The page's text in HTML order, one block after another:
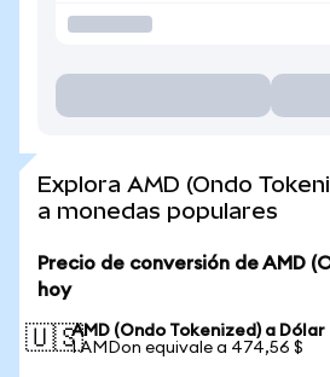
Explora AMD (Ondo
a monedas populares
Precio de conversión de AMD
hoy
🇺🇸AMD (Ondo Tokenized) a
1 AMDon equivale a 474,56 $